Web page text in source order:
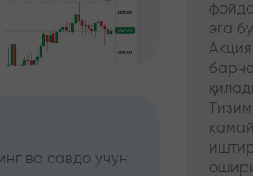
ва савдо учун
эга